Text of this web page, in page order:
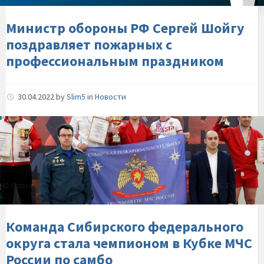
пожарных-
с-
профессиональным-
праздником
Министр обороны РФ Сергей Шойгу
поздравляет пожарных с
профессиональным праздником
30.04.2022bySlim5 in Новости
Команда-
Сибирского-
федерального-
округа-
стала-
чемпионом-
в-
Кубке-
МЧС-
России-
Команда Сибирского федерального
округа стала чемпионом в Кубке МЧС
России по самбо